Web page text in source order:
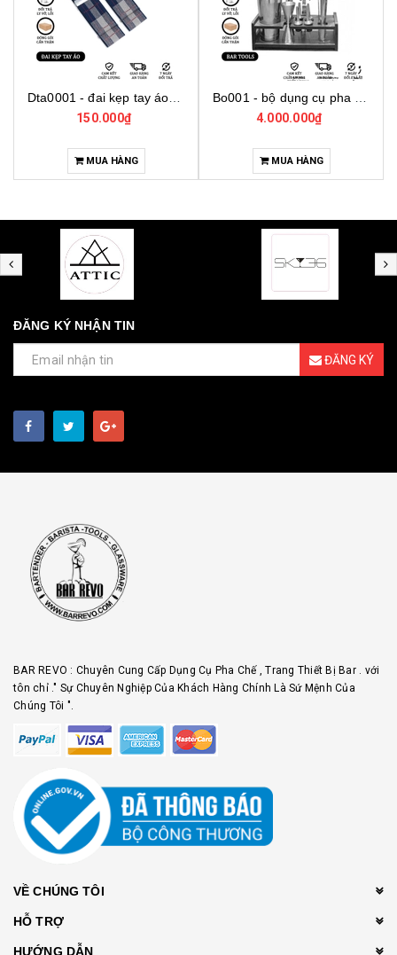
150.000₫
MUA HÀNG
4.000.000₫
MUA HÀNG
ĐĂNG KÝ NHẬN TIN
ĐĂNG KÝ
BAR REVO : Chuyên Cung Cấp Dụng Cụ Pha Chế , Trang Thiết Bị Bar . với
tôn chỉ ." Sự Chuyên Nghiệp Của Khách Hàng Chính Là Sứ Mệnh Của
Chúng Tôi ".
VỀ CHÚNG TÔI
HỖ TRỢ
HƯỚNG DẪN